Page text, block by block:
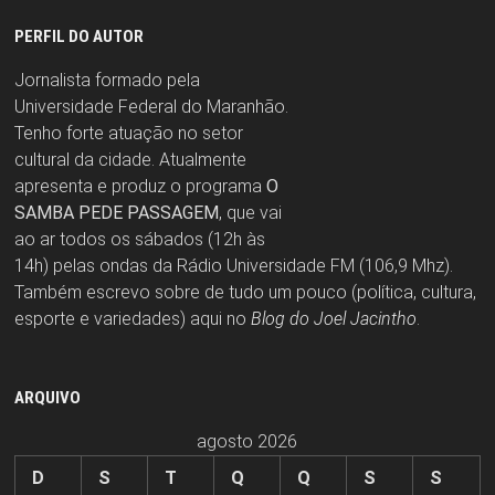
PERFIL DO AUTOR
Jornalista formado pela
Universidade Federal do Maranhão.
Tenho forte atuação no setor
cultural da cidade. Atualmente
apresenta e produz o programa O
SAMBA PEDE PASSAGEM, que vai
ao ar todos os sábados (12h às
14h) pelas ondas da Rádio Universidade FM (106,9 Mhz).
Também escrevo sobre de tudo um pouco (política, cultura,
esporte e variedades) aqui no Blog do Joel Jacintho
ARQUIVO
agosto 2026
D
S T Q Q S S